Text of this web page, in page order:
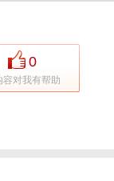
0
容对我有帮助